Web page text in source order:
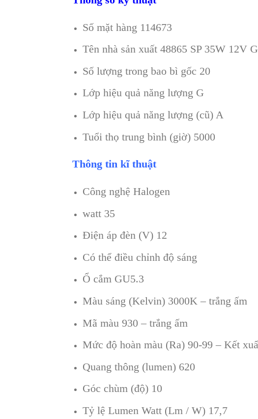
Số mặt hàng 114673
Tên nhà sản xuất 48865 SP 35W 12V
Số lượng trong bao bì gốc 20
Lớp hiệu quả năng lượng G
Lớp hiệu quả năng lượng (cũ) A
Tuổi thọ trung bình (giờ) 5000
Thông tin kĩ thuật
Công nghệ Halogen
watt 35
Điện áp đèn (V) 12
Có thể điều chỉnh độ sáng
Ổ cắm GU5.3
Màu sáng (Kelvin) 3000K – trắng ấm
Mã màu 930 – trắng ấm
Mức độ hoàn màu (Ra) 90-99 – Kết
Quang thông (lumen) 620
Góc chùm (độ) 10
Tỷ lệ Lumen Watt (Lm / W) 17,7